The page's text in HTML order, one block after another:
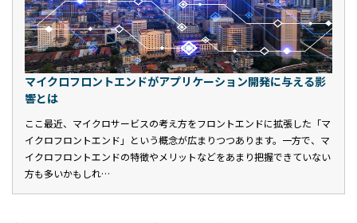
マイクロフロントエンドがアプリケーション開発に与える影
響とは
ここ最近、マイクロサービスの考え方をフロントエンドに拡張した「マ
イクロフロントエンド」という概念が広まりつつあります。一方で、マ
イクロフロントエンドの特徴やメリットなどをあまり把握できていない
方も多いかもしれ…